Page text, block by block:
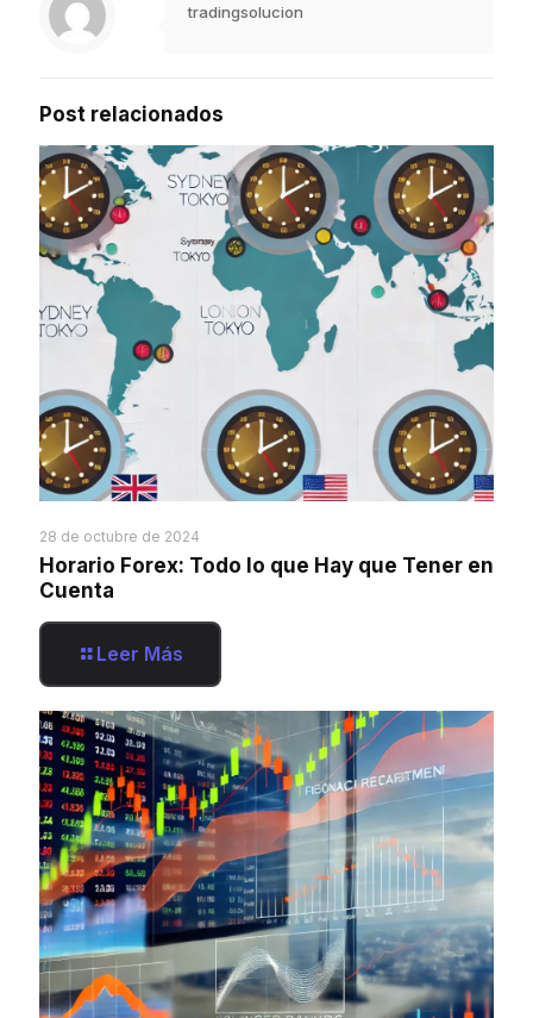
tradingsolucion
Post relacionados
28 de octubre de 2024
Horario Forex: Todo lo que Hay que Tener en
Cuenta
Leer Más